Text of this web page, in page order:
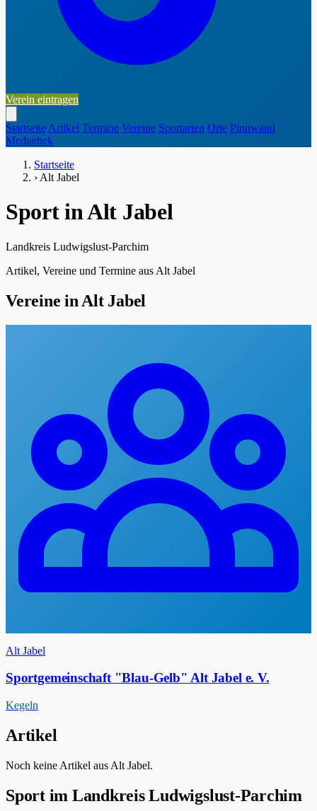
Verein eintragen
Startseite Artikel Termine Vereine Sportarten Orte Pinnwand
Mediathek
Startseite
› Alt Jabel
Sport in Alt Jabel
Landkreis Ludwigslust-Parchim
Artikel, Vereine und Termine aus Alt Jabel
Vereine in Alt Jabel
Alt Jabel
Sportgemeinschaft "Blau-Gelb" Alt Jabel e. V.
Kegeln
Artikel
Noch keine Artikel aus Alt Jabel.
Sport im Landkreis Ludwigslust-Parchim